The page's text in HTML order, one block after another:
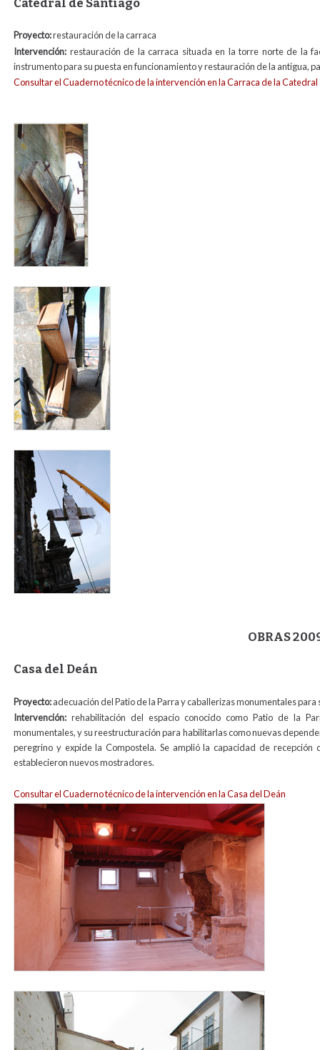
Catedral de Santiago
Proyecto:restauración de la carraca
Intervención: restauración de la carraca situada en la torre norte de la
instrumento para su puesta en funcionamiento y restauración de la antigua,
Consultar el Cuaderno técnico de la intervención en la Carraca de la Catedral
carraca1.jpg
carrac4.jpg
carraca3.jpg
OBRAS
Casa del Deán
Proyecto:adecuación del Patio de la Parra y caballerizas monumentales
Intervención: rehabilitación del espacio conocido como Patio de la
monumentales, y su reestructuración para habilitarlas como nuevas
peregrino y expide la Compostela. Se amplió la capacidad de
establecieron nuevos mostradores.
Consultar el Cuaderno técnico de la intervención en la Casa del Deán
oficinas_peregrinos_actual_para_web.jpg
patio_parra_actual_paraweb.jpg